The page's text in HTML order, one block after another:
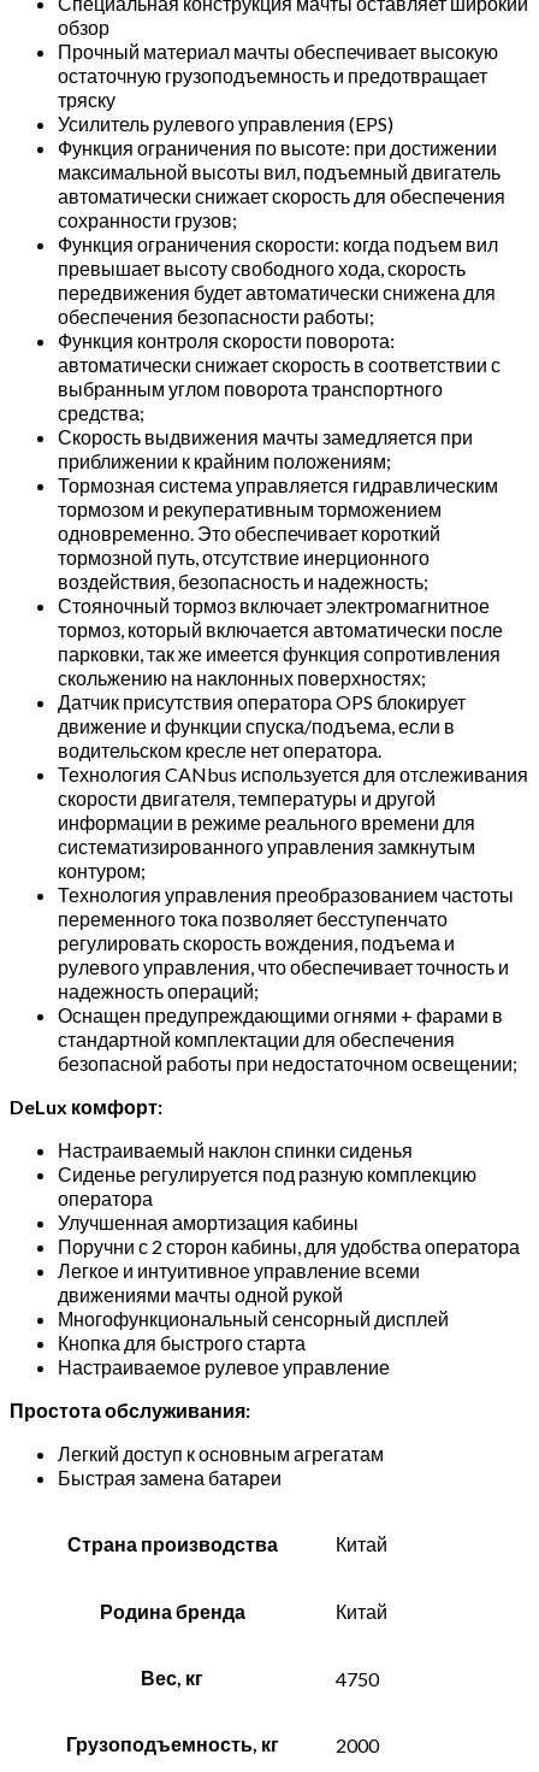
обзор
Прочный материал мачты обеспечивает высокую
остаточную грузоподъемность и предотвращает
тряску
Усилитель рулевого управления (EPS)
Функция ограничения по высоте: при достижении
максимальной высоты вил, подъемный двигатель
автоматически снижает скорость для обеспечения
сохранности грузов;
Функция ограничения скорости: когда подъем вил
превышает высоту свободного хода, скорость
передвижения будет автоматически снижена для
обеспечения безопасности работы;
Функция контроля скорости поворота:
автоматически снижает скорость в соответствии с
выбранным углом поворота транспортного
средства;
Скорость выдвижения мачты замедляется при
приближении к крайним положениям;
Тормозная система управляется гидравлическим
тормозом и рекуперативным торможением
одновременно. Это обеспечивает короткий
тормозной путь, отсутствие инерционного
воздействия, безопасность и надежность;
Стояночный тормоз включает электромагнитное
тормоз, который включается автоматически после
парковки, так же имеется функция сопротивления
скольжению на наклонных поверхностях;
Датчик присутствия оператора OPS блокирует
движение и функции спуска/подъема, если в
водительском кресле нет оператора.
Технология CANbus используется для отслеживания
скорости двигателя, температуры и другой
информации в режиме реального времени для
систематизированного управления замкнутым
контуром;
Технология управления преобразованием частоты
переменного тока позволяет бесступенчато
регулировать скорость вождения, подъема и
рулевого управления, что обеспечивает точность и
надежность операций;
Оснащен предупреждающими огнями + фарами в
стандартной комплектации для обеспечения
безопасной работы при недостаточном освещении;
DeLux комфорт:
Настраиваемый наклон спинки сиденья
Сиденье регулируется под разную комплекцию
оператора
Улучшенная амортизация кабины
Поручни с 2 сторон кабины, для удобства оператора
Легкое и интуитивное управление всеми
движениями мачты одной рукой
Многофункциональный сенсорный дисплей
Кнопка для быстрого старта
Настраиваемое рулевое управление
Простота обслуживания:
Легкий доступ к основным агрегатам
Быстрая замена батареи
Страна производства Китай
Родина бренда Китай
Вес, кг 4750
Грузоподъемность, кг 2000